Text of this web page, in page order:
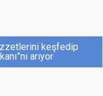
keşfedip
arıyor